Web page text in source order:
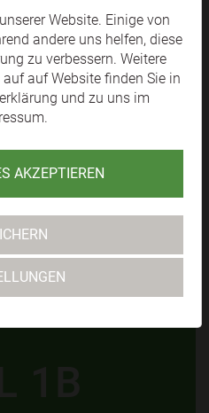
1
Website. Einige von
andere uns helfen, diese
zu verbessern. Weitere
auf Website finden Sie in
und zu uns im
.
AKZEPTIEREN